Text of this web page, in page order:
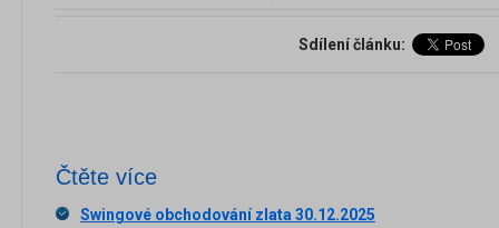
Sdílení článku:
Čtěte více
Swingové obchodování zlata 30.12.2025